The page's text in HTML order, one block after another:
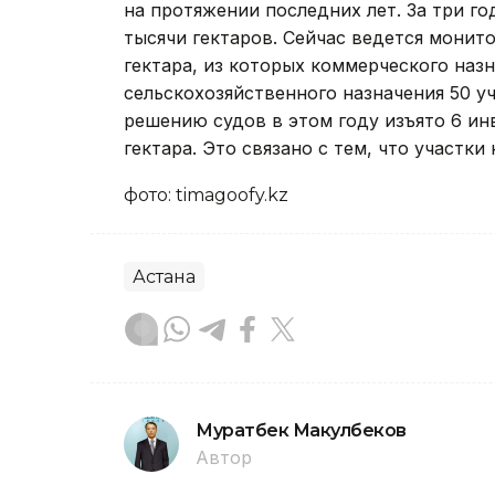
на протяжении последних лет. За три
тысячи гектаров. Сейчас ведется
гектара, из которых коммерческого
сельскохозяйственного назначения 50
решению судов в этом году изъято 6
гектара. Это связано с тем, что
фото: timagoofy.kz
Астана
Муратбек Макулбеков
Автор